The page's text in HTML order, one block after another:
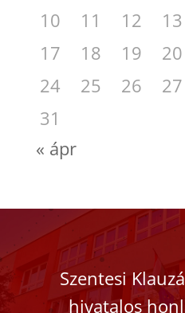
10
11 12 13
17
18 19 20
24
25 26 27
31
« ápr
Szentesi
hivatalos